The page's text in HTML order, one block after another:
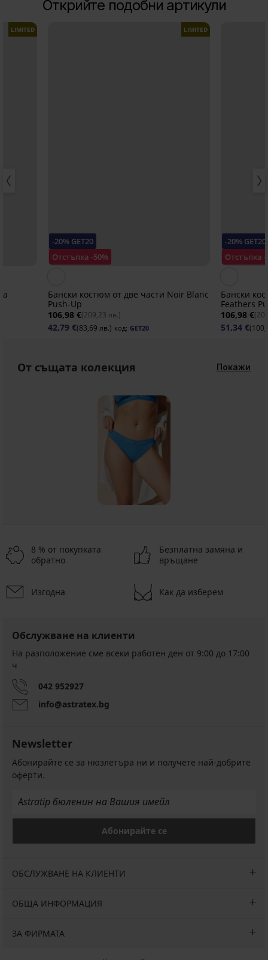
Открийте подобни артикули
LIMITED
-20% GET20
Отстъпка -50%
LIMITED
Бански костюм от две части Noir Blanc
Push-Up
106,98 €(209,23 лв.)
42,79 €(83,69 лв.) код: GET20
-20% GET20
Отстъпка -
Бански
Feathers
106,98 €
51,34 €
От същата колекция Покажи
8 % от покупката
обратно
Безплатна замяна и
връщане
Изгодна Как да изберем
Обслужване на клиенти
На разположение сме всеки работен ден от 9:00 до 17:00
ч
042 952927
info@astratex.bg
Newsletter
Абонирайте се за нюзлетъра ни и получете най-добрите
оферти.
Абонирайте се
ОБСЛУЖВАНЕ НА КЛИЕНТИ
ОБЩА ИНФОРМАЦИЯ
ЗА ФИРМАТА